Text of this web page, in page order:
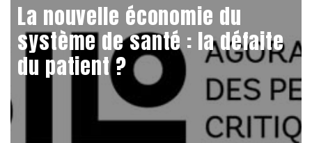
La nouvelle économie du
système de santé : la défaite
du patient ?